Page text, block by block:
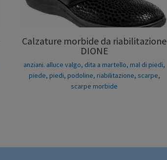
Calzature morbide da riabilitazione
DIONE
anziani. alluce valgo, dita a martello, mal di piedi,
piede, piedi, podoline, riabilitazione, scarpe,
scarpe morbide